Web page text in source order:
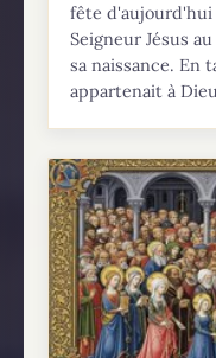
fête d'aujourd'hui
Seigneur Jésus
sa naissance. En
appartenait à